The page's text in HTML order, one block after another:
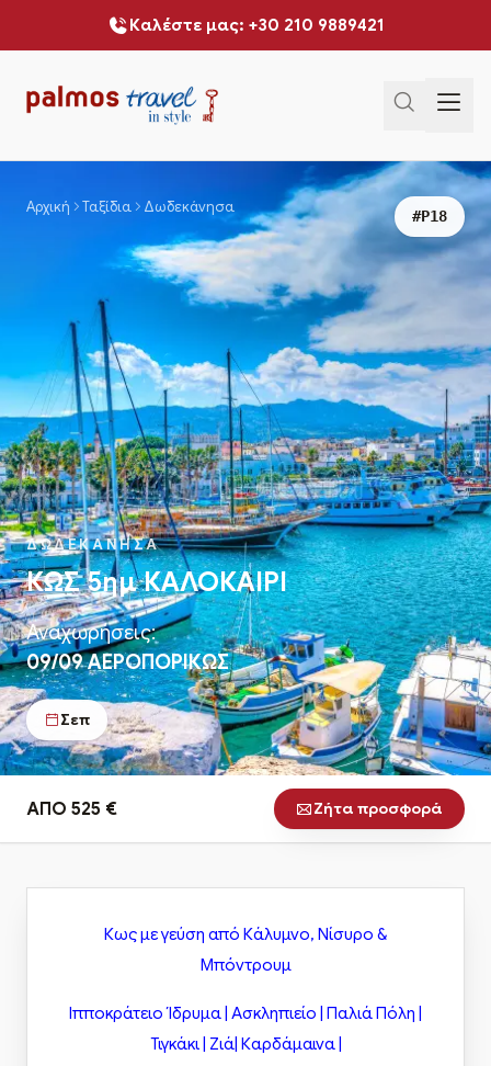
Καλέστε μας: +30 210 9889421
Αρχική Ταξίδια Δωδεκάνησα #P18
ΔΩΔΕΚΑΝΗΣΑ
ΚΩΣ 5ημ ΚΑΛΟΚΑΙΡΙ
Αναχωρήσεις:
09/09 ΑΕΡΟΠΟΡΙΚΩΣ
Σεπ
ΑΠΟ 525 € Ζήτα προσφορά
Κως με γεύση από Κάλυμνο, Νίσυρο &
Μπόντρουμ
Ιπποκράτειο Ίδρυμα | Ασκληπιείο | Παλιά Πόλη |
Τιγκάκι | Ζιά| Καρδάμαινα |